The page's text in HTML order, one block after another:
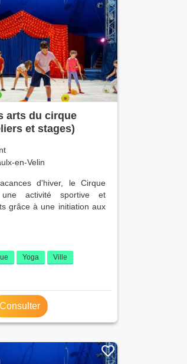
arts du cirque
et stages)
en-Velin
d'hiver, le Cirque
une activité sportive et
grâce à une initiation aux
Yoga Ville
Consulter